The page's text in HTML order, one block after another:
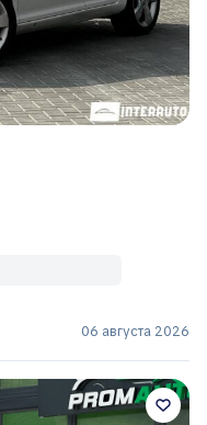
06 августа 2026